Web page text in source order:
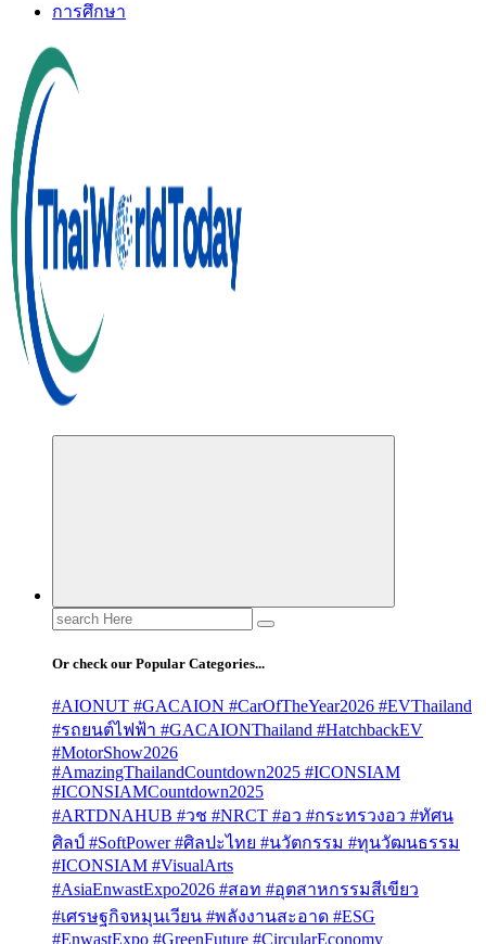
การศึกษา
Search
for:
Or check our Popular Categories...
#AIONUT #GACAION #CarOfTheYear2026 #EVThailand
#รถยนต์ไฟฟ้า #GACAIONThailand #HatchbackEV
#MotorShow2026
#AmazingThailandCountdown2025 #ICONSIAM
#ICONSIAMCountdown2025
#ARTDNAHUB #วช #NRCT #อว #กระทรวงอว #ทัศน
ศิลป์ #SoftPower #ศิลปะไทย #นวัตกรรม #ทุนวัฒนธรรม
#ICONSIAM #VisualArts
#AsiaEnwastExpo2026 #สอท #อุตสาหกรรมสีเขียว
#เศรษฐกิจหมุนเวียน #พลังงานสะอาด #ESG
#EnwastExpo #GreenFuture #CircularEconomy